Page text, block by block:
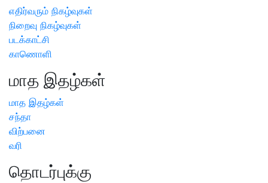
எதிர்வரும் நிகழ்வுகள்
நிறைவு நிகழ்வுகள்
படக்காட்சி
காணொளி
மாத இதழ்கள்
மாத இதழ்கள்
சந்தா
விற்பனை
வரி
தொடர்புக்கு